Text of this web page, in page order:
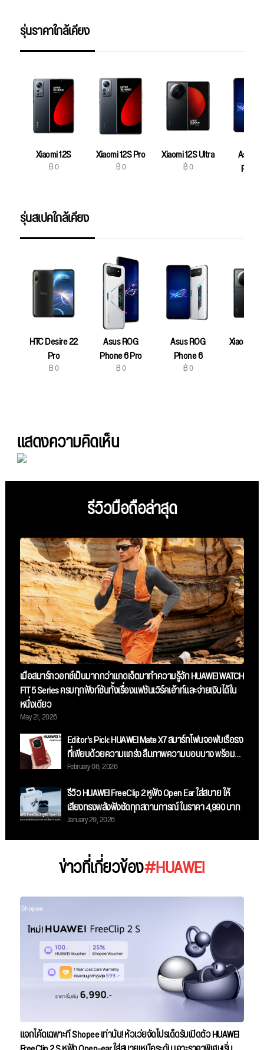
รุ่นราคาใกล้เคียง
Xiaomi 12S
฿ 0
Xiaomi 12S Pro
฿ 0
Xiaomi 12S Ultra
฿ 0
Asus
รุ่นสเปคใกล้เคียง
HTC Desire 22
Pro
฿ 0
Asus ROG
Phone 6 Pro
฿ 0
Asus ROG
Phone 6
฿ 0
Xiaomi
แสดงความคิดเห็น
รีวิวมือถือล่าสุด
เมื่อสมาร์ทวอทช์เป็นมากกว่าแกดเจ็ตมาทำความรู้จัก HUAWEI WATCH
FIT 5 Series ครบทุกฟังก์ชันทั้งเรื่องแฟชันเวิร์คเอ้าท์และจ่ายเงินได้ใน
หนึ่งเดียว
May 21, 2026
Editor’s Pick: HUAWEI Mate X7 สมาร์ทโฟนจอพับเรือธง
ที่เพียบด้วยความแกร่ง ลืมภาพความบอบบาง พร้อม
กล้องระดับโปร เก็บทุกรายละเอียดและสมรรถนะระดับ
ท็อป
February 06, 2026
รีวิว HUAWEI FreeClip 2 หูฟัง Open Ear ใส่สบาย ให้
เสียงทรงพลังฟังชัดทุกสถานการณ์ ในราคา 4,990 บาท
January 29, 2026
ข่าวที่เกี่ยวข้อง#HUAWEI
แจกโค้ดเฉพาะที่ Shopee เท่านั้น! หัวเว่ยจัดโปรเด็ดรับเปิดตัว HUAWEI